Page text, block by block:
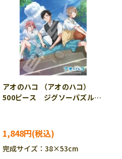
アオのハコ （アオのハコ）
500ピース ジグソーパズル
1,848円
完成サイズ：38×53cm